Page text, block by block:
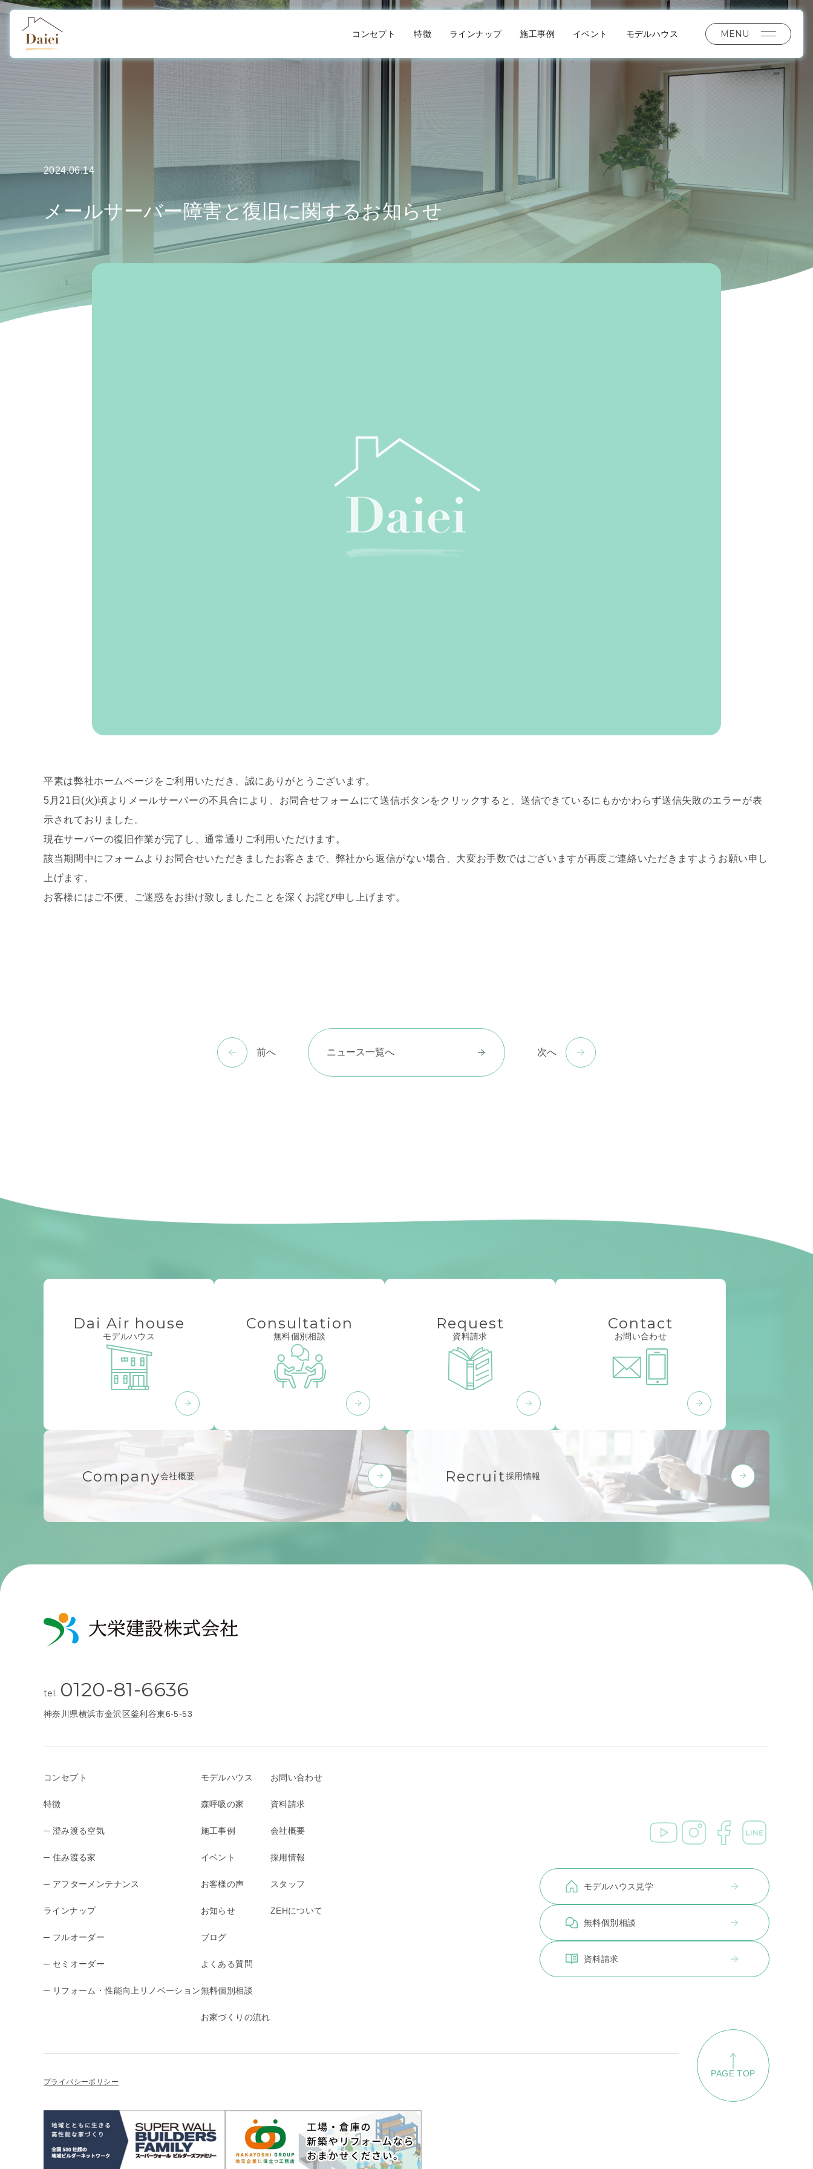
コンセプト 特徴 ラインナップ 施工事例 イベント モデルハウス MENU
2024.06.14
メールサーバー障害と復旧に関するお知らせ
平素は弊社ホームページをご利用いただき、誠にありがとうございます。
5月21日(火)頃よりメールサーバーの不具合により、お問合せフォームにて送信ボタンをクリックすると、送信できているにもかかわらず送信失敗のエラーが表
示されておりました。
現在サーバーの復旧作業が完了し、通常通りご利用いただけます。
該当期間中にフォームよりお問合せいただきましたお客さまで、弊社から返信がない場合、大変お手数ではございますが再度ご連絡いただきますようお願い申し
上げます。
お客様にはご不便、ご迷惑をお掛け致しましたことを深くお詫び申し上げます。
前へ ニュース一覧へ 次へ
Dai Air house
モデルハウス
Consultation
無料個別相談
Request
資料請求
Contact
お問い合わせ
Company会社概要 Recruit採用情報
tel. 0120-81-6636
神奈川県横浜市金沢区釜利谷東6-5-53
コンセプト
特徴
─ 澄み渡る空気
─ 住み渡る家
─ アフターメンテナンス
ラインナップ
─ フルオーダー
─ セミオーダー
─ リフォーム・性能向上リノベーション
モデルハウス
森呼吸の家
施工事例
イベント
お客様の声
お知らせ
ブログ
よくある質問
無料個別相談
お家づくりの流れ
お問い合わせ
資料請求
会社概要
採用情報
スタッフ
ZEHについて
モデルハウス見学
無料個別相談
資料請求
プライバシーポリシー
PAGE TOP